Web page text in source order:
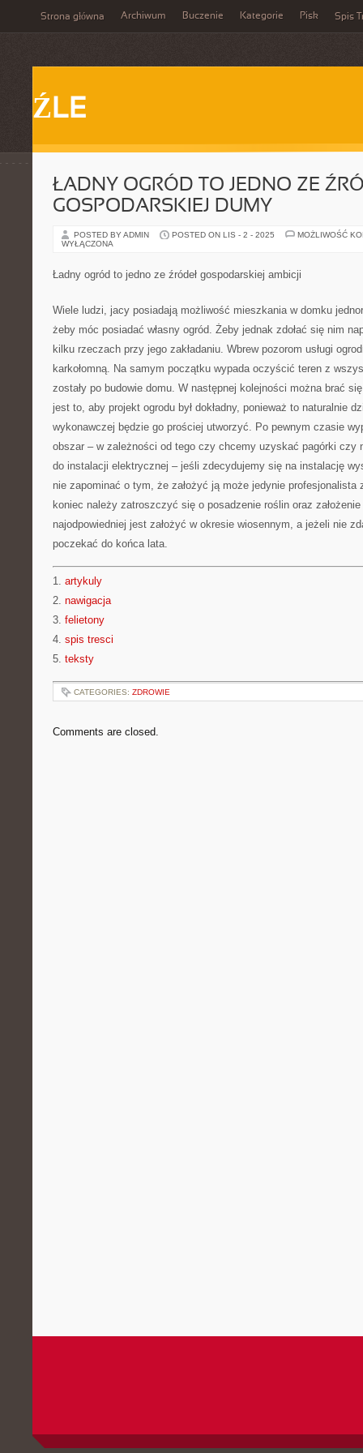
Strona główna Archiwum Buczenie Kategorie Pisk Spis
ŹLE
ŁADNY OGRÓD TO JEDNO ZE
GOSPODARSKIEJ DUMY
POSTED BY ADMIN POSTED ON LIS - 2 - 2025
MOŻLIWOŚĆ
WYŁĄCZONA
Ładny ogród to jedno ze źródeł gospodarskiej ambicji
Wiele ludzi, jacy posiadają możliwość mieszkania w domku
żeby móc posiadać własny ogród. Żeby jednak zdołać się nim
kilku rzeczach przy jego zakładaniu. Wbrew pozorom usługi
karkołomną. Na samym początku wypada oczyścić teren z
zostały po budowie domu. W następnej kolejności można brać
jest to, aby projekt ogrodu był dokładny, ponieważ to naturalnie
wykonawczej będzie go prościej utworzyć. Po pewnym czasie
obszar – w zależności od tego czy chcemy uzyskać pagórki czy
do instalacji elektrycznej – jeśli zdecydujemy się na instalację
nie zapominać o tym, że założyć ją może jedynie profesjonalista
koniec należy zatroszczyć się o posadzenie roślin oraz
najodpowiedniej jest założyć w okresie wiosennym, a jeżeli nie
poczekać do końca lata.
1. artykuly
2. nawigacja
3. felietony
4. spis tresci
5. teksty
CATEGORIES: ZDROWIE
Comments are closed.